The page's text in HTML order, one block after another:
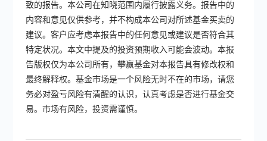
致的报告。本公司在知晓范围内履行披露义务。报告中的
内容和意见仅供参考，并不构成本公司对所述基金买卖的
建议。客户应考虑本报告中的任何意见或建议是否符合其
特定状况。本文中提及的投资预期收入可能会波动。本报
告版权仅为本公司所有，攀赢基金对本报告具有修改权和
最终解释权。基金市场是一个风险无时不在的市场，请您
务必对盈亏风险有清醒的认识，认真考虑是否进行基金交
易。市场有风险，投资需谨慎。